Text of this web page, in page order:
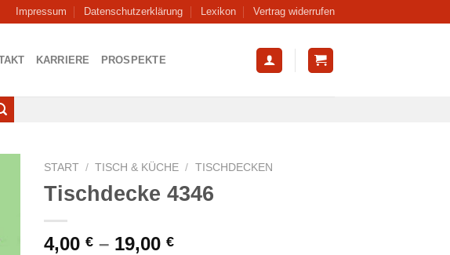
Impressum Datenschutzerklärung Lexikon Vertrag widerrufen
KARRIERE PROSPEKTE
START / TISCH & KÜCHE / TISCHDECKEN
Tischdecke 4346
4,00€ – 19,00€